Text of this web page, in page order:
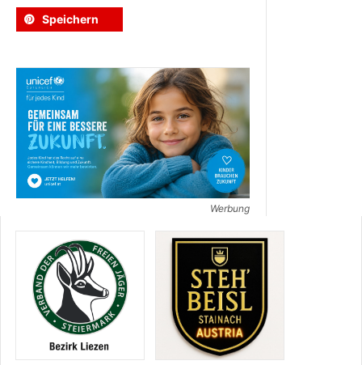
Speichern
Werbung